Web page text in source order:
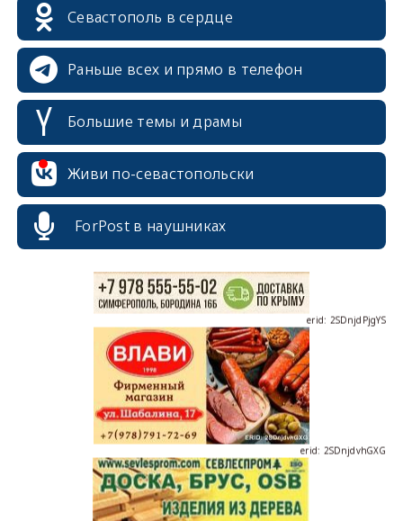
Севастополь в сердце
Раньше всех и прямо в телефон
Большие темы и драмы
Живи по-севастопольски
ForPost в наушниках
erid: 2SDnjcrDNw6
erid: 2SDnjdvhGXG